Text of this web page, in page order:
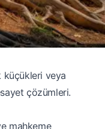
küçükleri veya
çözümleri.
mahkeme